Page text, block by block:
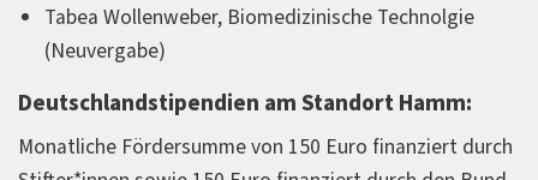
Tabea Wollenweber, Biomedizinische Technolgie
(Neuvergabe)
Deutschlandstipendien am Standort Hamm:
Monatliche Fördersumme von 150 Euro finanziert durch